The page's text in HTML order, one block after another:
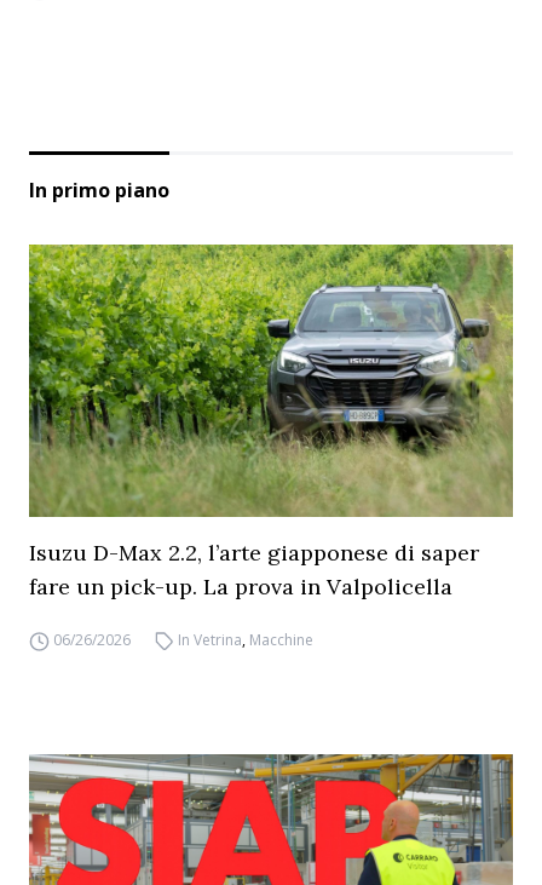
In primo piano
Isuzu D-Max 2.2, l’arte giapponese di saper
fare un pick-up. La prova in Valpolicella
06/26/2026 In Vetrina, Macchine